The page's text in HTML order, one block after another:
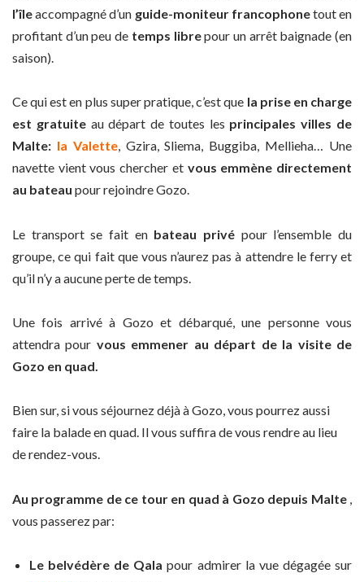
l’îleaccompagné d’un guide-moniteur francophonetout en
profitant d’un peu de temps librepour un arrêt baignade (en
saison).
Ce qui est en plus super pratique, c’est que la prise en charge
est gratuiteau départ de toutes les principales villes de
Malte: la Valette, Gzira, Sliema, Buggiba, Mellieha… Une
navette vient vous chercher et vous emmène directement
au bateau pour rejoindre Gozo.
Le transport se fait en bateau privé pour l’ensemble du
groupe, ce qui fait que vous n’aurez pas à attendre le ferry et
qu’il n’y a aucune perte de temps.
Une fois arrivé à Gozo et débarqué, une personne vous
attendra pour vous emmener au départ de la visite de
Gozo en quad.
Bien sur, si vous séjournez déjà à Gozo, vous pourrez aussi
faire la balade en quad. Il vous suffira de vous rendre au lieu
de rendez-vous.
Au programme de ce tour en quad à Gozo depuis Malte ,
vous passerez par:
Le belvédère de Qala pour admirer la vue dégagée sur